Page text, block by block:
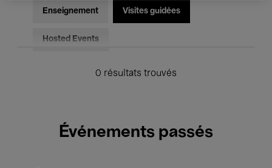
Enseignement Visites guidées
Hosted Events
0 résultats trouvés
Événements passés